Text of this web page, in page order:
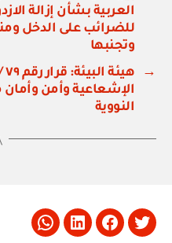
العربية بشأن إزالة
للضرائب على الدخل
وتجنبها
→
الإشعاعية وأمن
النووية
Twitter
Facebook
LinkedIn